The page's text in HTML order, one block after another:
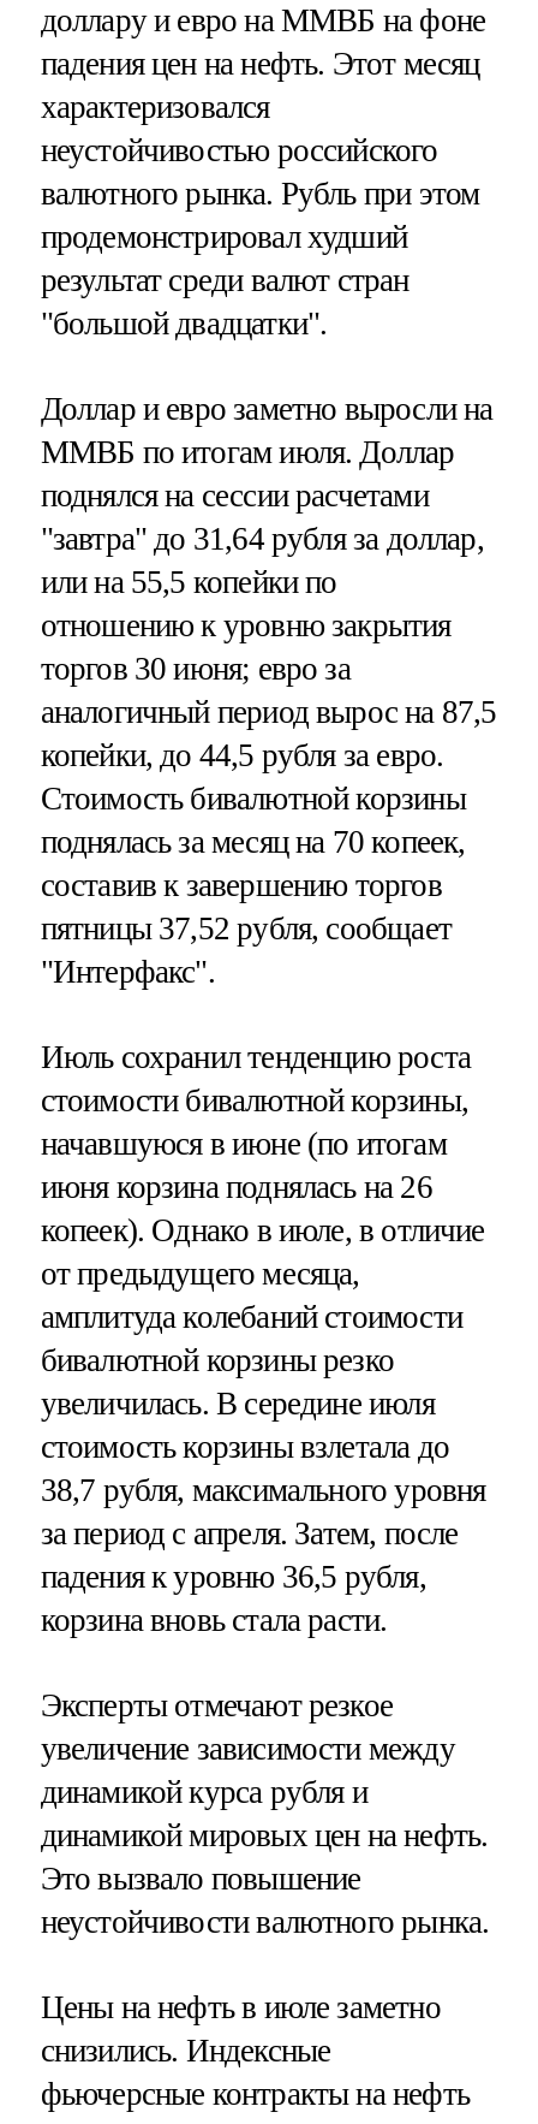
доллару и евро на ММВБ на фоне
падения цен на нефть. Этот месяц
характеризовался
неустойчивостью российского
валютного рынка. Рубль при этом
продемонстрировал худший
результат среди валют стран
"большой двадцатки".
Доллар и евро заметно выросли на
ММВБ по итогам июля. Доллар
поднялся на сессии расчетами
"завтра" до 31,64 рубля за доллар,
или на 55,5 копейки по
отношению к уровню закрытия
торгов 30 июня; евро за
аналогичный период вырос на 87,5
копейки, до 44,5 рубля за евро.
Стоимость бивалютной корзины
поднялась за месяц на 70 копеек,
составив к завершению торгов
пятницы 37,52 рубля, сообщает
"Интерфакс".
Июль сохранил тенденцию роста
стоимости бивалютной корзины,
начавшуюся в июне (по итогам
июня корзина поднялась на 26
копеек). Однако в июле, в отличие
от предыдущего месяца,
амплитуда колебаний стоимости
бивалютной корзины резко
увеличилась. В середине июля
стоимость корзины взлетала до
38,7 рубля, максимального уровня
за период с апреля. Затем, после
падения к уровню 36,5 рубля,
корзина вновь стала расти.
Эксперты отмечают резкое
увеличение зависимости между
динамикой курса рубля и
динамикой мировых цен на нефть.
Это вызвало повышение
неустойчивости валютного рынка.
Цены на нефть в июле заметно
снизились. Индексные
фьючерсные контракты на нефть